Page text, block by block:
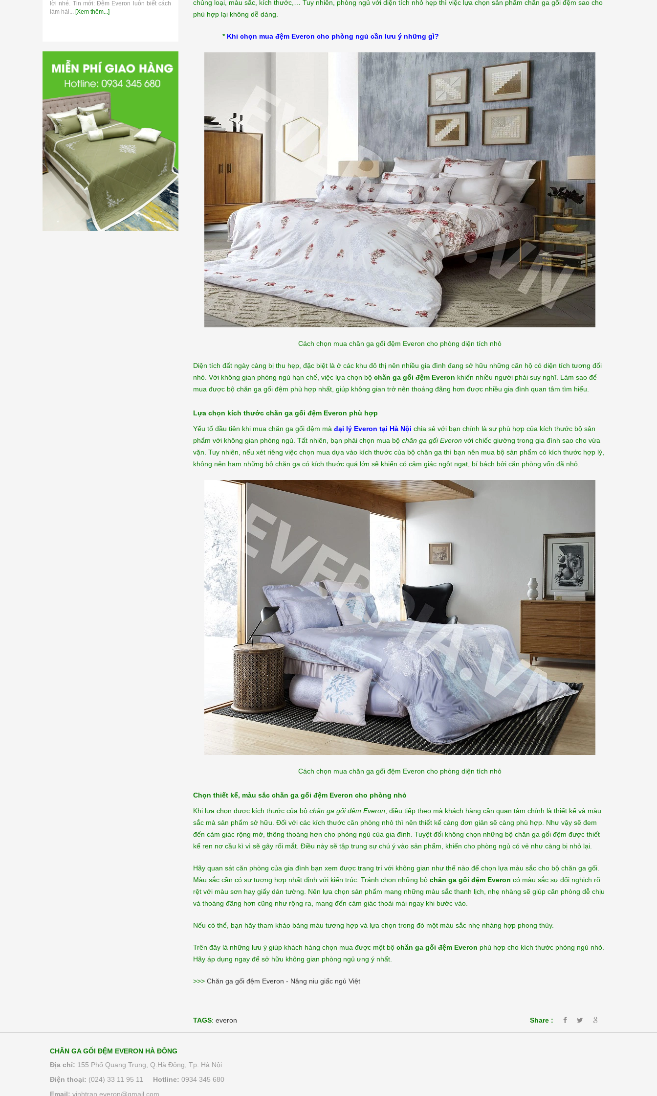
lời nhé. Tin mới: Đệm Everon luôn biết cách
làm hài... [Xem thêm...]
thương hiệu chăn ga...
[Xem thêm...]
đoạn sản xuất đệm bông ép...[Xem thêm...]
chủng loại, màu sắc, kích thước,… Tuy nhiên, phòng ngủ với diện tích nhỏ hẹp thì việc lựa chọn sản phẩm chăn ga gối đệm sao cho
phù hợp lại không dễ dàng.
* Khi chọn mua đệm Everon cho phòng ngủ cần lưu ý những gì?
Cách chọn mua chăn ga gối đệm Everon cho phòng diện tích nhỏ
Diện tích đất ngày càng bị thu hẹp, đặc biệt là ở các khu đô thị nên nhiều gia đình đang sở hữu những căn hộ có diện tích tương đối
nhỏ. Với không gian phòng ngủ hạn chế, việc lựa chọn bộ chăn ga gối đệm Everon khiến nhiều người phải suy nghĩ. Làm sao để
mua được bộ chăn ga gối đệm phù hợp nhất, giúp không gian trở nên thoáng đãng hơn được nhiều gia đình quan tâm tìm hiểu.
Lựa chọn kích thước chăn ga gối đệm Everon phù hợp
Yếu tố đầu tiên khi mua chăn ga gối đệm mà đại lý Everon tại Hà Nội chia sẻ với bạn chính là sự phù hợp của kích thước bộ sản
phẩm với không gian phòng ngủ. Tất nhiên, bạn phải chọn mua bộ chăn ga gối Everonvới chiếc giường trong gia đình sao cho vừa
vặn. Tuy nhiên, nếu xét riêng việc chọn mua dựa vào kích thước của bộ chăn ga thì bạn nên mua bộ sản phẩm có kích thước hợp lý,
không nên ham những bộ chăn ga có kích thước quá lớn sẽ khiến có cảm giác ngột ngạt, bí bách bởi căn phòng vốn đã nhỏ.
Cách chọn mua chăn ga gối đệm Everon cho phòng diện tích nhỏ
Chọn thiết kế, màu sắc chăn ga gối đệm Everon cho phòng nhỏ
Khi lựa chọn được kích thước của bộ chăn ga gối đệm Everon, điều tiếp theo mà khách hàng cần quan tâm chính là thiết kế và màu
sắc mà sản phẩm sở hữu. Đối với các kích thước căn phòng nhỏ thì nên thiết kế càng đơn giản sẽ càng phù hợp. Như vậy sẽ đem
đến cảm giác rộng mở, thông thoáng hơn cho phòng ngủ của gia đình. Tuyệt đối không chọn những bộ chăn ga gối đệm được thiết
kế ren nơ cầu kì vì sẽ gây rối mắt. Điều này sẽ tập trung sự chú ý vào sản phẩm, khiến cho phòng ngủ có vẻ như càng bị nhỏ lại.
Hãy quan sát căn phòng của gia đình bạn xem được trang trí với không gian như thế nào để chọn lựa màu sắc cho bộ chăn ga gối.
Màu sắc cần có sự tương hợp nhất định với kiến trúc. Tránh chọn những bộ chăn ga gối đệm Everon có màu sắc sự đối nghịch rõ
rệt với màu sơn hay giấy dán tường. Nên lựa chọn sản phẩm mang những màu sắc thanh lịch, nhẹ nhàng sẽ giúp căn phòng dễ chịu
và thoáng đãng hơn cũng như rộng ra, mang đến cảm giác thoải mái ngay khi bước vào.
Nếu có thể, bạn hãy tham khảo bảng màu tương hợp và lựa chọn trong đó một màu sắc nhẹ nhàng hợp phong thủy.
Trên đây là những lưu ý giúp khách hàng chọn mua được một bộ chăn ga gối đệm Everon phù hợp cho kích thước phòng ngủ nhỏ.
Hãy áp dụng ngay để sở hữu không gian phòng ngủ ưng ý nhất.
>>> Chăn ga gối đệm Everon - Nâng niu giấc ngủ Việt
TAGS: everon Share :
CHĂN GA GỐI ĐỆM EVERON HÀ ĐÔNG
Địa chỉ: 155 Phố Quang Trung, Q.Hà Đông, Tp. Hà Nội
Điện thoại: (024) 33 11 95 11 Hotline: 0934 345 680
Email: vinhtran.everon@gmail.com